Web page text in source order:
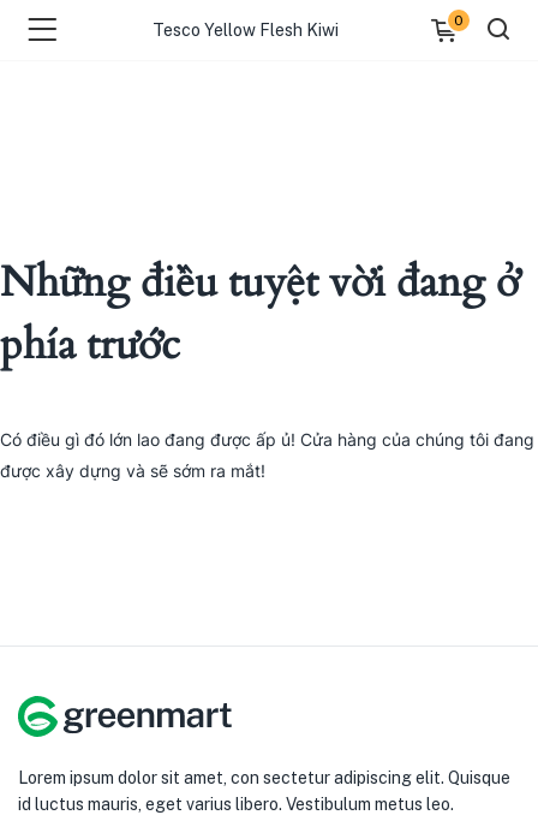
Tesco Yellow Flesh Kiwi
0
Những điều tuyệt vời đang ở
phía trước
Có điều gì đó lớn lao đang được ấp ủ! Cửa hàng của chúng tôi đang
được xây dựng và sẽ sớm ra mắt!
Lorem ipsum dolor sit amet, con sectetur adipiscing elit. Quisque
id luctus mauris, eget varius libero. Vestibulum metus leo.